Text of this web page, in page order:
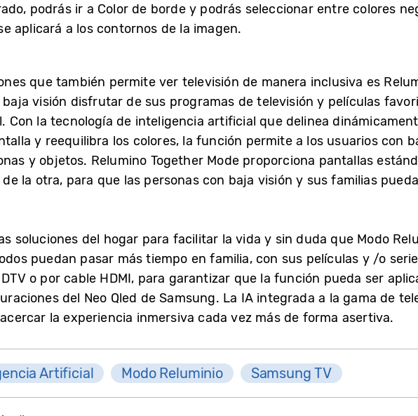
podrás ir a Color de borde y podrás seleccionar entre colores
aplicará a los contornos de la imagen.
que también permite ver televisión de manera inclusiva es
baja visión disfrutar de sus programas de televisión y películas
Con la tecnología de inteligencia artificial que delinea
y reequilibra los colores, la función permite a los usuarios con
y objetos. Relumino Together Mode proporciona pantallas
de la otra, para que las personas con baja visión y sus familias
soluciones del hogar para facilitar la vida y sin duda que Modo
puedan pasar más tiempo en familia, con sus películas y /o
o por cable HDMI, para garantizar que la función pueda ser
del Neo Qled de Samsung. La IA integrada a la gama de
la experiencia inmersiva cada vez más de forma asertiva.
Artificial Modo Reluminio Samsung TV